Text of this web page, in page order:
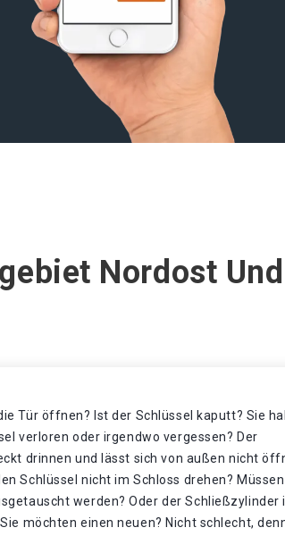
Nordost
Tür öffnen? Ist der Schlüssel kaputt? Sie
verloren oder irgendwo vergessen? Der
drinnen und lässt sich von außen nicht
Schlüssel nicht im Schloss drehen?
werden? Oder der Schließzylinder
möchten einen neuen? Nicht schlecht,